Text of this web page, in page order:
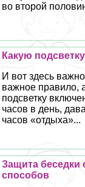
во второй
Какую
И вот здесь
важное правило,
подсветку
часов в день,
часов «отдыха»...
Защита беседки
способов